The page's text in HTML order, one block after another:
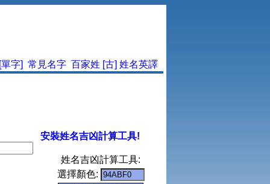
字] 常見名字 百家姓 [古] 姓名英譯
安裝姓名吉凶計算工具!
姓名吉凶計算工具:
選擇顏色: